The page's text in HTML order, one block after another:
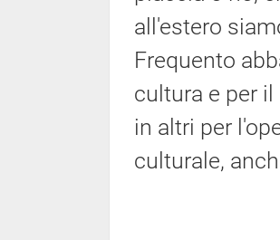
all'estero
Frequento
cultura e per
in altri per
culturale,